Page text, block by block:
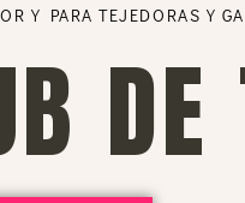
Y PARA TEJEDORAS Y